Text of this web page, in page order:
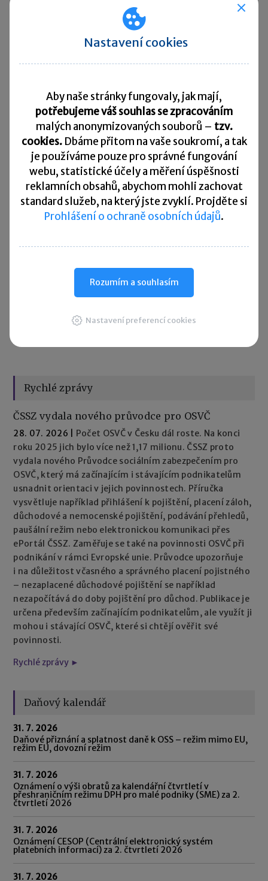
, připravili jsme pro vás praktickou
PDF tabulku ke staženíPřehled přiznání a plateb
Nová podoba silniční daně v roce 2022
Jak zažádat o vrácení přeplatku na silniční dani?
Sdílet:
Zanechte komentář
vyhrazena pro vzájemnou komunikaci čtenářů.
Pro přidání komentáře sepřihlaste.
Rychlé zprávy
ČSSZ vydala nového průvodce pro OSVČ
28. 07. 2026
Počet OSVČ v Česku dál roste. Na konci
roku 2025 jich bylo více než 1,17 milionu. ČSSZ proto
vydala nového Průvodce sociálním zabezpečením pro
OSVČ, který má začínajícím i stávajícím podnikatelům
usnadnit orientaci v jejich povinnostech. Příručka
vysvětluje například přihlášení k pojištění, placení záloh,
důchodové a nemocenské pojištění, podávání přehledů,
paušální režim nebo elektronickou komunikaci přes
ePortál ČSSZ. Zaměřuje se také na povinnosti OSVČ při
podnikání v rámci Evropské unie. Průvodce upozorňuje
i na důležitost včasného a správného placení pojistného
– nezaplacené důchodové pojištění se například
nezapočítává do doby pojištění pro důchod. Publikace je
určena především začínajícím podnikatelům, ale využít ji
mohou i stávající OSVČ, které si chtějí ověřit své
povinnosti.
Rychlé zprávy ►
Daňový kalendář
31. 7. 2026
Daňové přiznání a splatnost daně k OSS – režim mimo EU,
režim EU, dovozní režim
31. 7. 2026
Oznámení o výši obratů za kalendářní čtvrtletí v
přeshraničním režimu DPH pro malé podniky (SME) za 2.
čtvrtletí 2026
31. 7. 2026
Oznámení CESOP (Centrální elektronický systém
platebních informací) za 2. čtvrtletí 2026
31. 7. 2026
Nastavení cookies
Aby naše stránky fungovaly, jak mají,
potřebujeme váš souhlas se zpracováním
malých anonymizovaných souborů – tzv.
cookies. Dbáme přitom na vaše soukromí, a tak
je používáme pouze pro správné fungování
webu, statistické účely a měření úspěšnosti
reklamních obsahů, abychom mohli zachovat
standard služeb, na který jste zvyklí. Projděte si
Prohlášení o ochraně osobních údajů.
Rozumím a souhlasím
Nastavení preferencí cookies